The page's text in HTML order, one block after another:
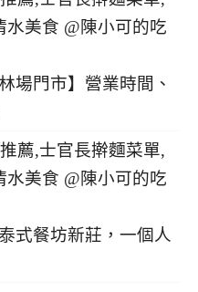
場門市】營業時間、
式餐坊新莊，一個人